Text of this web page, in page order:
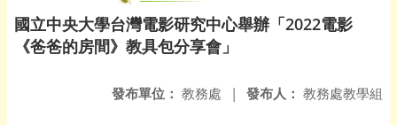
國立中央大學台灣電影研究中心舉辦「2022電影
《爸爸的房間》教具包分享會」
發布人： 教務處教學組
發布單位： 教務處 |